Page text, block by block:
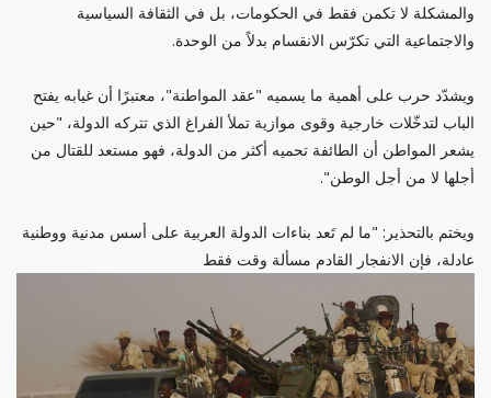
والمشكلة لا تكمن فقط في الحكومات، بل في الثقافة السياسية
والاجتماعية التي تكرّس الانقسام بدلاً من الوحدة.
ويشدّد حرب على أهمية ما يسميه "عقد المواطنة"، معتبرًا أن غيابه يفتح
الباب لتدخّلات خارجية وقوى موازية تملأ الفراغ الذي تتركه الدولة، "حين
يشعر المواطن أن الطائفة تحميه أكثر من الدولة، فهو مستعد للقتال من
أجلها لا من أجل الوطن".
ويختم بالتحذير: "ما لم تَعد بناءات الدولة العربية على أسس مدنية ووطنية
عادلة، فإن الانفجار القادم مسألة وقت فقط